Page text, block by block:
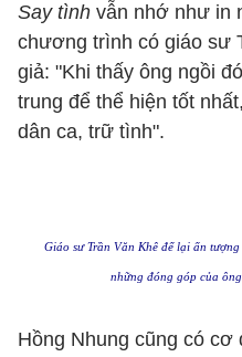
Say tình vẫn nhớ như in
chương trình có giáo sư
giả: "Khi thấy ông ngồi
trung để thể hiện tốt
dân ca, trữ tình".
Giáo sư Trần Văn Khê để lại ấn
những đóng góp của
Hồng Nhung cũng có cơ